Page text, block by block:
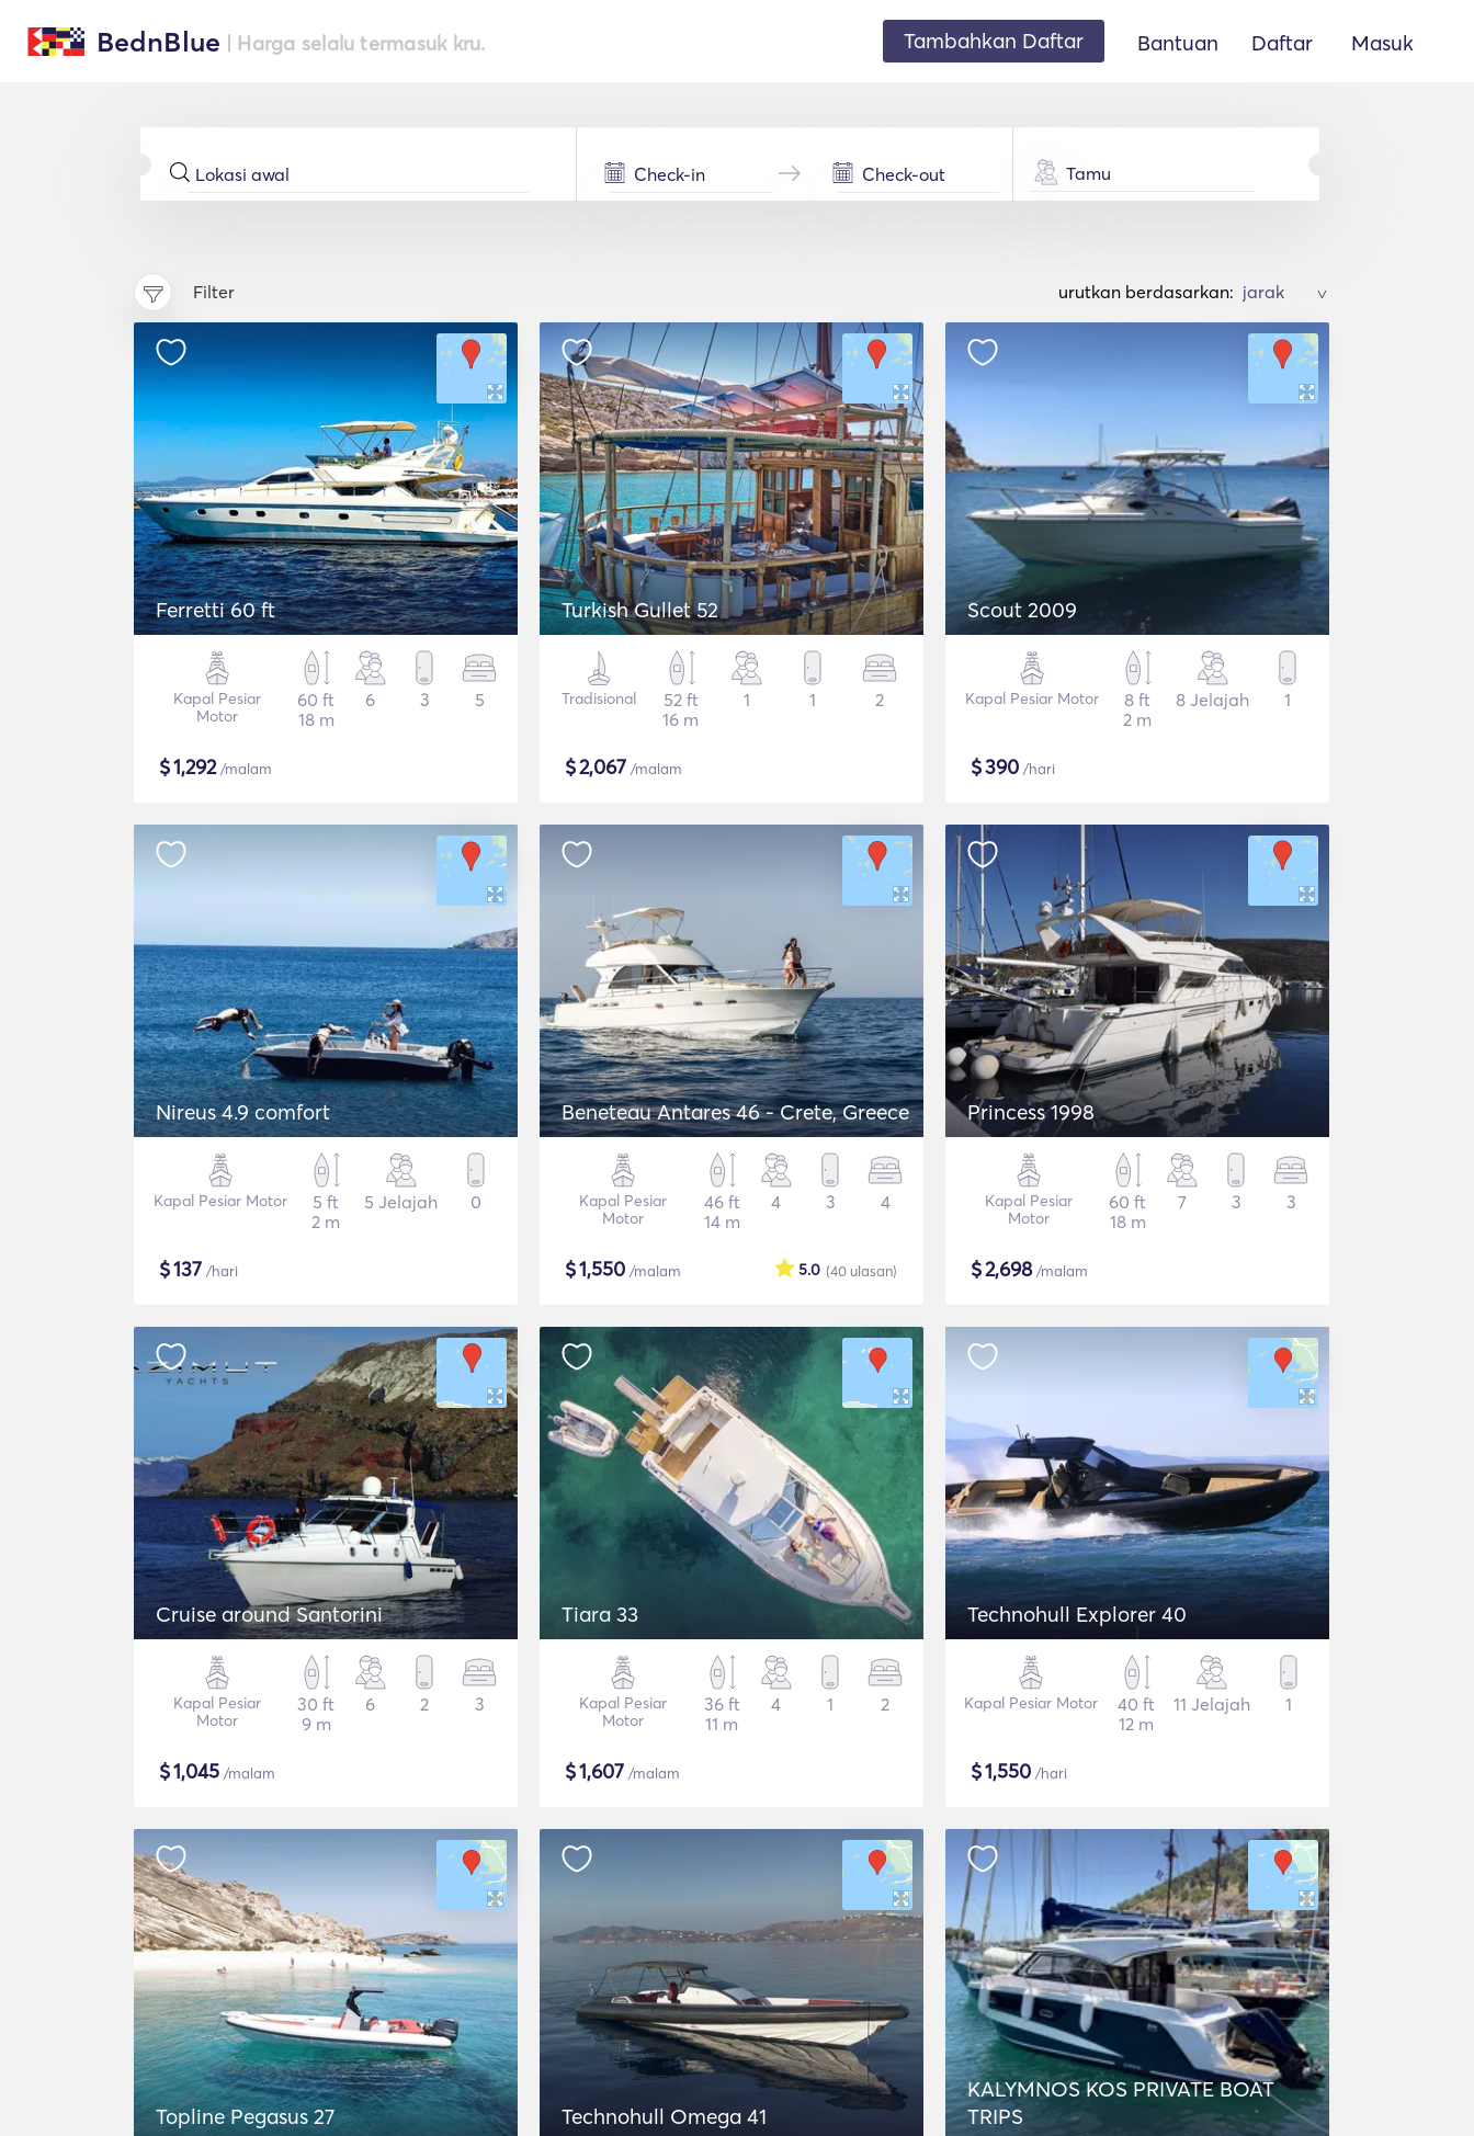
BednBlue | Harga selalu termasuk kru. Tambahkan Daftar Bantuan Daftar Masuk
Tamu
Filter urutkan berdasarkan: >
Ferretti 60 ft
Kapal Pesiar
Motor
60 ft
18 m
6 3 5
$1,292/malam
Turkish Gullet 52
Tradisional
52 ft
16 m
1 1 2
$2,067 /malam
Scout 2009
Kapal Pesiar Motor
8 ft
2 m
8 Jelajah 1
$390 /hari
Nireus 4.9 comfort
Kapal Pesiar Motor
5 ft
2 m
5 Jelajah 0
$137 /hari
Beneteau Antares 46 - Crete, Greece
Kapal Pesiar
Motor
46 ft
14 m
4 3 4
$1,550 /malam (40 ulasan)
5.0
Princess 1998
Kapal Pesiar
Motor
60 ft
18 m
7 3 3
$2,698/malam
Cruise around Santorini
Kapal Pesiar
Motor
30 ft
9 m
6 2 3
$1,045 /malam
Tiara 33
Kapal Pesiar
Motor
36 ft
11 m
4 1 2
$1,607 /malam
Technohull Explorer 40
Kapal Pesiar Motor
40 ft
12 m
11 Jelajah 1
$1,550 /hari
Topline Pegasus 27 Technohull Omega 41
KALYMNOS KOS PRIVATE BOAT
TRIPS